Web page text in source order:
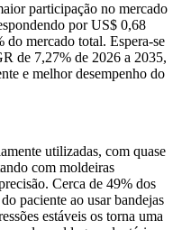
participação no mercado
por US$ 0,68
do mercado total. Espera-se
de 7,27% de 2026 a 2035,
e melhor desempenho do
utilizadas, com quase
com moldeiras
Cerca de 49% dos
paciente ao usar bandejas
estáveis ​​os torna uma